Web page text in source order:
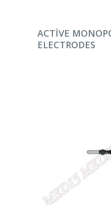
DEVAMINI OKU
ACTIVE
ELECTRODES